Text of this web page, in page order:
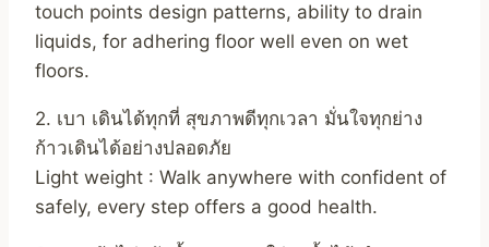
touch points design patterns, ability to drain
liquids, for adhering floor well even on wet
floors.
2. เบา เดินได้ทุกที่ สุขภาพดีทุกเวลา มั่นใจทุกย่าง
ก้าวเดินได้อย่างปลอดภัย
Light weight : Walk anywhere with confident of
safely, every step offers a good health.